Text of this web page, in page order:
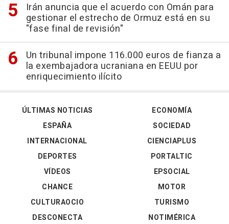
Irán anuncia que el acuerdo con Omán para
gestionar el estrecho de Ormuz está en su
"fase final de revisión"
Un tribunal impone 116.000 euros de fianza a
la exembajadora ucraniana en EEUU por
enriquecimiento ilícito
ÚLTIMAS NOTICIAS
ESPAÑA
INTERNACIONAL
DEPORTES
VÍDEOS
ECONOMÍA
SOCIEDAD
CIENCIAPLUS
PORTALTIC
EPSOCIAL
CHANCE
CULTURAOCIO
DESCONECTA
MOTOR
TURISMO
NOTIMÉRICA